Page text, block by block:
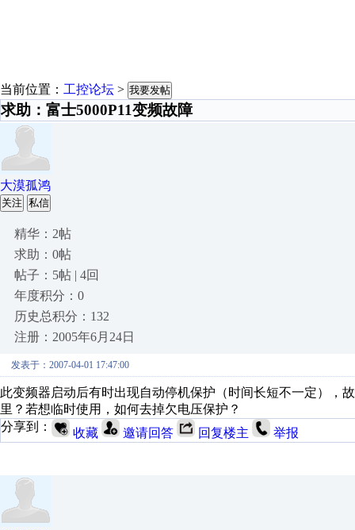
当前位置： 工控论坛 > 我要发帖
求助：富士5000P11变频故障
大漠孤鸿
关注 私信
精华：2帖
求助：0帖
帖子：5帖 | 4回
年度积分：0
历史总积分：132
注册：2005年6月24日
发表于：2007-04-01 17:47:00
此变频器启动后有时出现自动停机保护（时间长短不一定），
里？若想临时使用，如何去掉欠电压保护？
分享到：
收藏 邀请回答 回复楼主 举报